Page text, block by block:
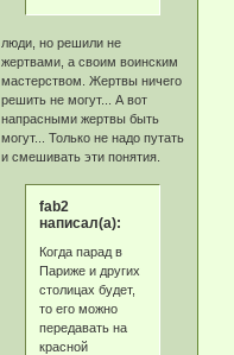
люди, но решили не
жертвами, а своим воинским
мастерством. Жертвы ничего
решить не могут... А вот
напрасными жертвы быть
могут... Только не надо путать
и смешивать эти понятия.
fab2
написал(а):
Когда парад в
Париже и других
столицах будет,
то его можно
передавать на
красной